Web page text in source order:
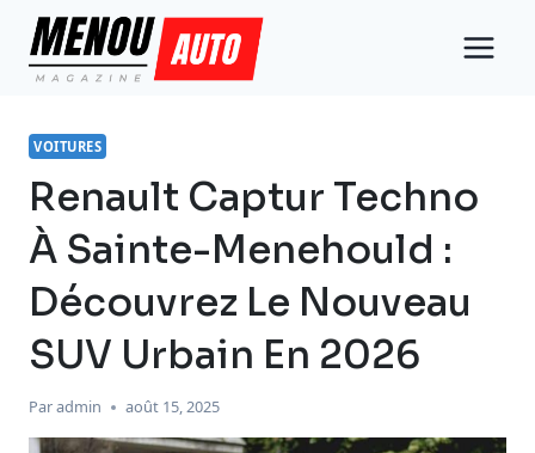
Aller
contenu
VOITURES
Renault Captur Techno
À Sainte-Menehould :
Découvrez Le Nouveau
SUV Urbain En 2026
Paradmin août 15, 2025